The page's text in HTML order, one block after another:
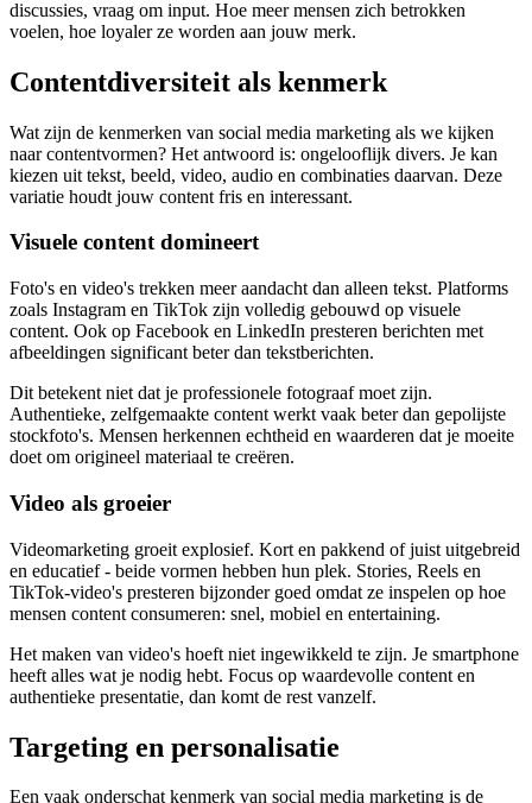
discussies, vraag om input. Hoe meer mensen zich betrokken
voelen, hoe loyaler ze worden aan jouw merk.
Contentdiversiteit als kenmerk
Wat zijn de kenmerken van social media marketing als we kijken
naar contentvormen? Het antwoord is: ongelooflijk divers. Je kan
kiezen uit tekst, beeld, video, audio en combinaties daarvan. Deze
variatie houdt jouw content fris en interessant.
Visuele content domineert
Foto's en video's trekken meer aandacht dan alleen tekst. Platforms
zoals Instagram en TikTok zijn volledig gebouwd op visuele
content. Ook op Facebook en LinkedIn presteren berichten met
afbeeldingen significant beter dan tekstberichten.
Dit betekent niet dat je professionele fotograaf moet zijn.
Authentieke, zelfgemaakte content werkt vaak beter dan gepolijste
stockfoto's. Mensen herkennen echtheid en waarderen dat je moeite
doet om origineel materiaal te creëren.
Video als groeier
Videomarketing groeit explosief. Kort en pakkend of juist uitgebreid
en educatief - beide vormen hebben hun plek. Stories, Reels en
TikTok-video's presteren bijzonder goed omdat ze inspelen op hoe
mensen content consumeren: snel, mobiel en entertaining.
Het maken van video's hoeft niet ingewikkeld te zijn. Je smartphone
heeft alles wat je nodig hebt. Focus op waardevolle content en
authentieke presentatie, dan komt de rest vanzelf.
Targeting en personalisatie
Een vaak onderschat kenmerk van social media marketing is de